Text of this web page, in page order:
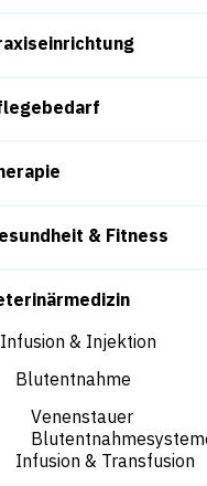
& Fitness
Infusion & Injektion
Blutentnahme
Venenstauer
Infusion & Transfusion